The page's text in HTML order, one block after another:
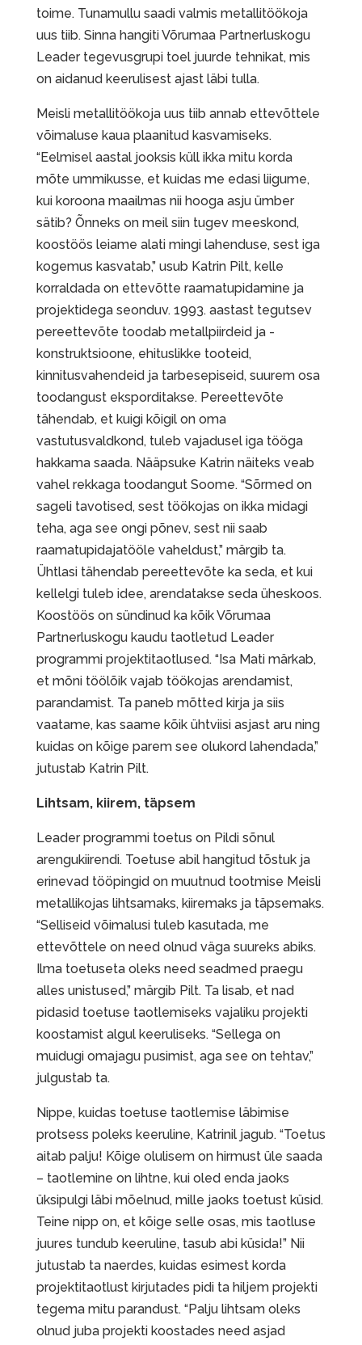
toime. Tunamullu saadi valmis metallitöökoja
uus tiib. Sinna hangiti Võrumaa Partnerluskogu
Leader tegevusgrupi toel juurde tehnikat, mis
on aidanud keerulisest ajast läbi tulla.
Meisli metallitöökoja uus tiib annab ettevõttele
võimaluse kaua plaanitud kasvamiseks.
“Eelmisel aastal jooksis küll ikka mitu korda
mõte ummikusse, et kuidas me edasi liigume,
kui koroona maailmas nii hooga asju ümber
sätib? Õnneks on meil siin tugev meeskond,
koostöös leiame alati mingi lahenduse, sest iga
kogemus kasvatab,” usub Katrin Pilt, kelle
korraldada on ettevõtte raamatupidamine ja
projektidega seonduv. 1993. aastast tegutsev
pereettevõte toodab metallpiirdeid ja -
konstruktsioone, ehituslikke tooteid,
kinnitusvahendeid ja tarbesepiseid, suurem osa
toodangust eksporditakse. Pereettevõte
tähendab, et kuigi kõigil on oma
vastutusvaldkond, tuleb vajadusel iga tööga
hakkama saada. Nääpsuke Katrin näiteks veab
vahel rekkaga toodangut Soome. “Sõrmed on
sageli tavotised, sest töökojas on ikka midagi
teha, aga see ongi põnev, sest nii saab
raamatupidajatööle vaheldust,” märgib ta.
Ühtlasi tähendab pereettevõte ka seda, et kui
kellelgi tuleb idee, arendatakse seda üheskoos.
Koostöös on sündinud ka kõik Võrumaa
Partnerluskogu kaudu taotletud Leader
programmi projektitaotlused. “Isa Mati märkab,
et mõni töölõik vajab töökojas arendamist,
parandamist. Ta paneb mõtted kirja ja siis
vaatame, kas saame kõik ühtviisi asjast aru ning
kuidas on kõige parem see olukord lahendada,”
jutustab Katrin Pilt.
Lihtsam, kiirem, täpsem
Leader programmi toetus on Pildi sõnul
arengukiirendi. Toetuse abil hangitud tõstuk ja
erinevad tööpingid on muutnud tootmise Meisli
metallikojas lihtsamaks, kiiremaks ja täpsemaks.
“Selliseid võimalusi tuleb kasutada, me
ettevõttele on need olnud väga suureks abiks.
Ilma toetuseta oleks need seadmed praegu
alles unistused,” märgib Pilt. Ta lisab, et nad
pidasid toetuse taotlemiseks vajaliku projekti
koostamist algul keeruliseks. “Sellega on
muidugi omajagu pusimist, aga see on tehtav,”
julgustab ta.
Nippe, kuidas toetuse taotlemise läbimise
protsess poleks keeruline, Katrinil jagub. “Toetus
aitab palju! Kõige olulisem on hirmust üle saada
– taotlemine on lihtne, kui oled enda jaoks
üksipulgi läbi mõelnud, mille jaoks toetust küsid.
Teine nipp on, et kõige selle osas, mis taotluse
juures tundub keeruline, tasub abi küsida!” Nii
jutustab ta naerdes, kuidas esimest korda
projektitaotlust kirjutades pidi ta hiljem projekti
tegema mitu parandust. “Palju lihtsam oleks
olnud juba projekti koostades need asjad